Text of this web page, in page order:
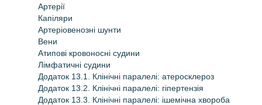
Артерії
Капіляри
Артеріовенозні шунти
Вени
Атипові кровоносні судини
Лімфатичні судини
Додаток 13.1. Клінічні паралелі: атеросклероз
Додаток 13.2. Клінічні паралелі: гіпертензія
Додаток 13.3. Клінічні паралелі: ішемічна хвороба